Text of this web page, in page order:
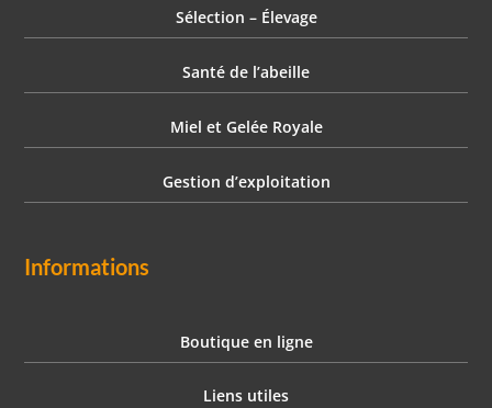
Sélection – Élevage
Santé de l’abeille
Miel et Gelée Royale
Gestion d’exploitation
Informations
Boutique en ligne
Liens utiles